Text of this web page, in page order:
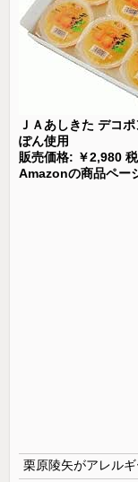
ＪＡあしきた デコ
ぽん使用
販売価格: ￥2,980
Amazonの商品ペー
栗原陵矢がアレル